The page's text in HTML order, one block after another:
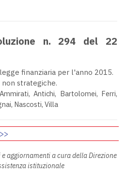
n. 294 del 22
finanziaria per l'anno 2015.
non strategiche.
Antichi, Bartolomei, Ferri,
Nascosti, Villa
>>
aggiornamenti a cura della Direzione
istituzionale